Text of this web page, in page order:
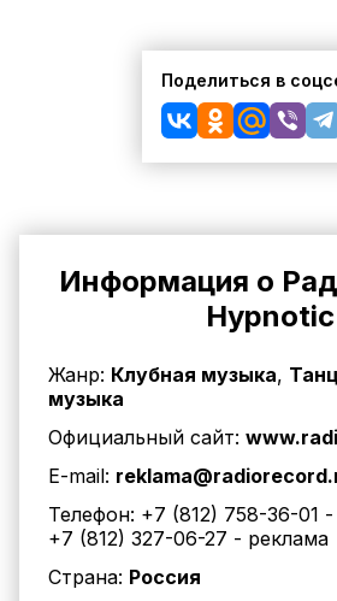
Поделиться в
Информация о
Hypnotic
Жанр: Клубная музыка,
музыка
Официальный сайт:
E-mail:
Телефон: +7 (812) 758-36-01
+7 (812) 327-06-27 - реклама
Страна: Россия